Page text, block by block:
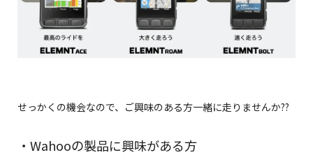
せっかくの機会なので、ご興味のある方一緒に走りませんか??
・Wahooの製品に興味がある方